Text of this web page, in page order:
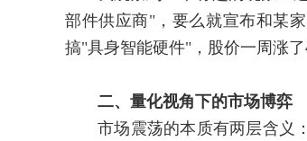
部件供应商"，要么就宣布和某
搞"具身智能硬件"，股价一周涨
二、量化视角下的市场博弈
市场震荡的本质有两层含义：